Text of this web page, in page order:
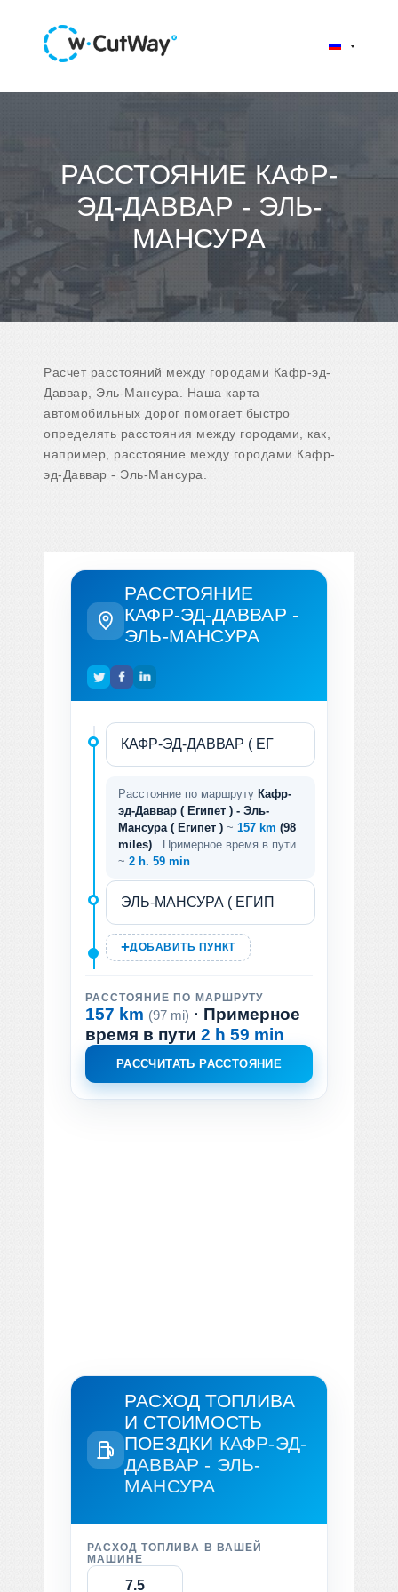
РАССТОЯНИЕ КАФР-
ЭД-ДАВВАР - ЭЛЬ-
МАНСУРА
Расчет расстояний между городами Кафр-эд-
Даввар, Эль-Мансура. Наша карта
автомобильных дорог помогает быстро
определять расстояния между городами, как,
например, расстояние между городами Кафр-
эд-Даввар - Эль-Мансура.
РАССТОЯНИЕ
КАФР-ЭД-ДАВВАР -
ЭЛЬ-МАНСУРА
Расстояние по маршруту Кафр-
эд-Даввар ( Египет ) - Эль-
Мансура ( Египет ) ~ 157 km (98
miles)
. Примерное время в пути
~ 2 h. 59 min
ДОБАВИТЬ ПУНКТ
РАССТОЯНИЕ ПО МАРШРУТУ
157 km (97 mi) · Примерное
время в пути 2 h 59 min
РАССЧИТАТЬ РАССТОЯНИЕ
РАСХОД ТОПЛИВА
И СТОИМОСТЬ
ПОЕЗДКИ КАФР-ЭД-
ДАВВАР - ЭЛЬ-
МАНСУРА
РАСХОД ТОПЛИВА В ВАШЕЙ
МАШИНЕ